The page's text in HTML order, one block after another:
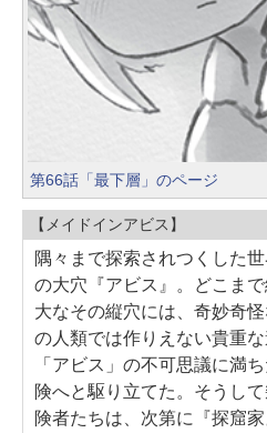
第66話「最下層」のページ
【メイドインアビス】
隅々まで探索されつくした
の大穴『アビス』。どこま
大なその縦穴には、奇妙奇
の人類では作りえない貴重な
「アビス」の不可思議に満
険へと駆り立てた。そうし
険者たちは、次第に『探窟